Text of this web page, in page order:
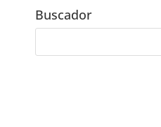
Buscador